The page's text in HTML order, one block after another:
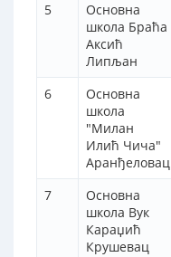
5
Основна
школа Браћа
Аксић
Липљан
6
Основна
школа
"Милан
Илић Чича"
Аранђеловац
7
Основна
школа Вук
Караџић
Крушевац